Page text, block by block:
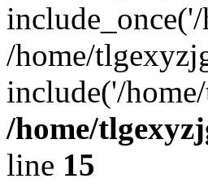
/home/
include('/
/home/
line 15